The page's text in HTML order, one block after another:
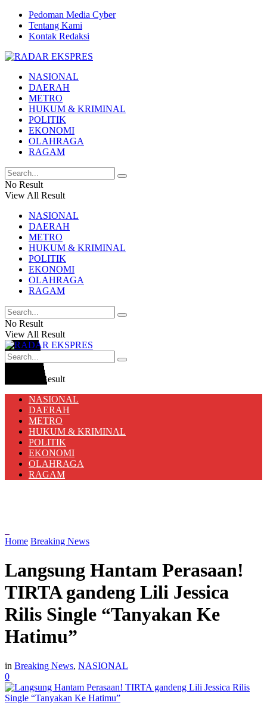
Pedoman Media Cyber
Tentang Kami
Kontak Redaksi
NASIONAL
DAERAH
METRO
HUKUM & KRIMINAL
POLITIK
EKONOMI
OLAHRAGA
RAGAM
No Result
View All Result
NASIONAL
DAERAH
METRO
HUKUM & KRIMINAL
POLITIK
EKONOMI
OLAHRAGA
RAGAM
No Result
View All Result
View All Result
NASIONAL
DAERAH
METRO
HUKUM & KRIMINAL
POLITIK
EKONOMI
OLAHRAGA
RAGAM
Home Breaking News
Langsung Hantam Perasaan!
TIRTA gandeng Lili Jessica
Rilis Single “Tanyakan Ke
Hatimu”
in Breaking News, NASIONAL
0